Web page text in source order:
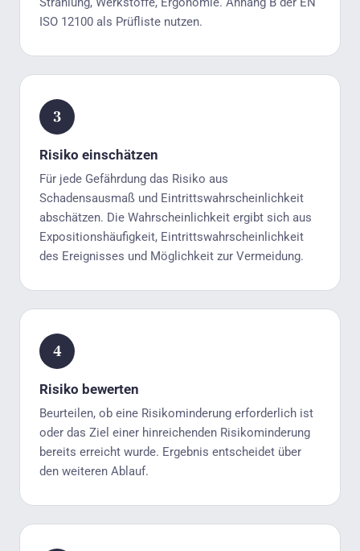
ISO 12100 als Prüfliste nutzen.
Risiko einschätzen
Für jede Gefährdung das Risiko aus
Schadensausmaß und Eintrittswahrscheinlichkeit
abschätzen. Die Wahrscheinlichkeit ergibt sich aus
Expositionshäufigkeit, Eintrittswahrscheinlichkeit
des Ereignisses und Möglichkeit zur Vermeidung.
Risiko bewerten
Beurteilen, ob eine Risikominderung erforderlich ist
oder das Ziel einer hinreichenden Risikominderung
bereits erreicht wurde. Ergebnis entscheidet über
den weiteren Ablauf.